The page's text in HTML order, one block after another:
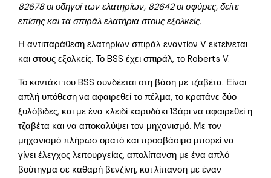
82678 οι οδηγοί των ελατηρίων, 82642 οι σφύρες, δείτε
επίσης και τα σπιράλ ελατήρια στους εξολκείς.
Η αντιπαράθεση ελατηρίων σπιράλ εναντίον V εκτείνεται
και στους εξολκείς. Το BSS έχει σπιράλ, το Roberts V.
Το κοντάκι του BSS συνδέεται στη βάση με τζαβέτα. Είναι
απλή υπόθεση να αφαιρεθεί το πέλμα, το κρατάνε δύο
ξυλόβιδες, και με ένα κλειδί καρυδάκι 13άρι να αφαιρεθεί η
τζαβέτα και να αποκαλύψει τον μηχανισμό. Με τον
μηχανισμό πλήρωσ ορατό και προσβάσιμο μπορεί να
γίνει έλεγχος λειτουργείας, απολίπανση με ένα απλό
βούτηγμα σε καθαρή βενζίνη, και λίπανση με έναν